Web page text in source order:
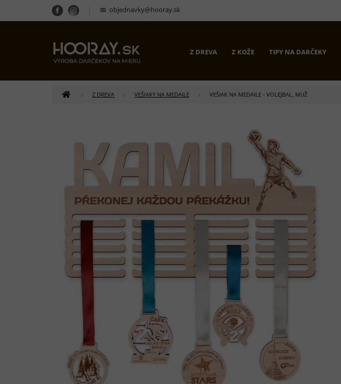
obsah
objednavky@hooray.sk
Z DREVA Z KOŽE TIPY NA DARČEKY
DOMOVZ DREVA VEŠIAKY NA MEDAILE VEŠIAK NA MEDAILE - VOLEJBAL, MUŽ